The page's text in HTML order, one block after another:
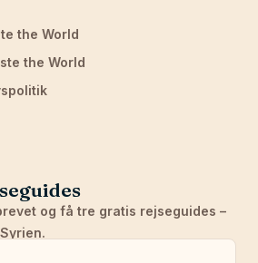
the World
the World
og få tre gratis rejseguides –